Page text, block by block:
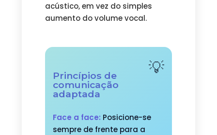
acústico, em vez do simples
aumento do volume vocal.
Princípios de
comunicação
adaptada
Face a face: Posicione-se
sempre de frente para a